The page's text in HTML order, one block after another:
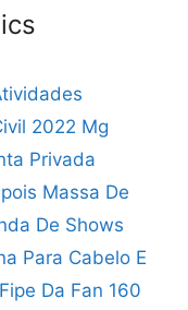
2022 Mg
Privada
Massa De
De Shows
Para Cabelo E
Da Fan 160